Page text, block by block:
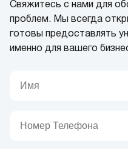
Свяжитесь с нами для
проблем. Мы всегда
готовы предоставлять
именно для вашего